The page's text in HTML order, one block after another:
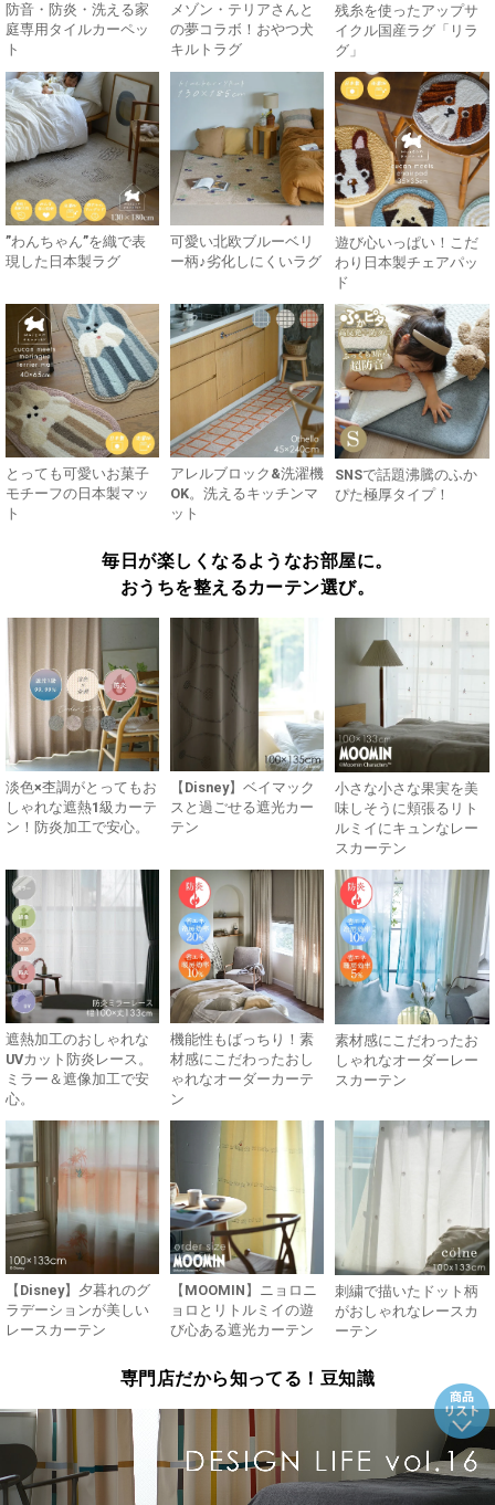
防音・防炎・洗える家
庭専用タイルカーペッ
ト
メゾン・テリアさんと
の夢コラボ！おやつ犬
キルトラグ
残糸を使ったアップサ
イクル国産ラグ「リラ
グ」
”わんちゃん”を織で表
現した日本製ラグ
可愛い北欧ブルーベリ
ー柄♪劣化しにくいラグ
遊び心いっぱい！こだ
わり日本製チェアパッ
ド
とっても可愛いお菓子
モチーフの日本製マッ
ト
アレルブロック&洗濯機
OK。洗えるキッチンマ
ット
SNSで話題沸騰のふか
ぴた極厚タイプ！
毎日が楽しくなるようなお部屋に。
おうちを整えるカーテン選び。
淡色×杢調がとってもお
しゃれな遮熱1級カーテ
ン！防炎加工で安心。
【Disney】ベイマック
スと過ごせる遮光カー
テン
小さな小さな果実を美
味しそうに頬張るリト
ルミイにキュンなレー
スカーテン
遮熱加工のおしゃれな
UVカット防炎レース。
ミラー＆遮像加工で安
心。
機能性もばっちり！素
材感にこだわったおし
ゃれなオーダーカーテ
ン
素材感にこだわったお
しゃれなオーダーレー
スカーテン
【Disney】夕暮れのグ
ラデーションが美しい
レースカーテン
【MOOMIN】ニョロニ
ョロとリトルミイの遊
び心ある遮光カーテン
刺繍で描いたドット柄
がおしゃれなレースカ
ーテン
専門店だから知ってる！豆知識